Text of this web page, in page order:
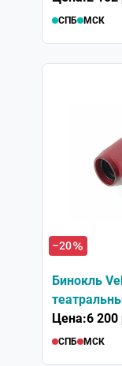
СПБ МСК
–20
Бинокль
Цена:6 200
СПБ МСК